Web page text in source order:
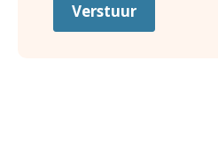
Verstuur